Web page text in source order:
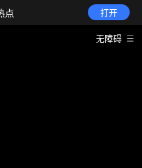
点 打开
无障碍